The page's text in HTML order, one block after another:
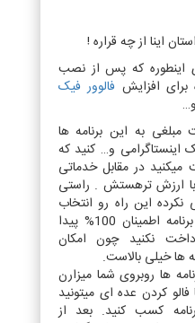
از چه قراره !
که پس از نصب
افزایشفالوور فیک
به این برنامه ها
و… کنید که
در مقابل خدماتی
ترهستش . راستی
این راه رو انتخاب
کردید تا وقتی که به برنامه اطمینان 100% پیدا
نکنید چون امکان
خیلی بالاست.
روبروی شما میزارن
عده ای میتونید
کسب کنید. بعد از